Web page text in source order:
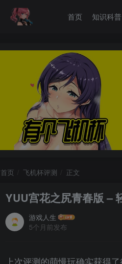
首页 知识科普
首页 飞机杯评测 正文
YUU宫花之尻青春版 –
游戏人生
5个月前发布
上次评测的萌慢玩确实获得